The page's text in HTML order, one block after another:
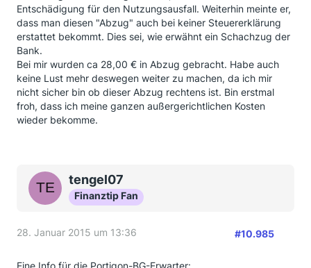
Entschädigung für den Nutzungsausfall. Weiterhin meinte er,
dass man diesen "Abzug" auch bei keiner Steuererklärung
erstattet bekommt. Dies sei, wie erwähnt ein Schachzug der
Bank.
Bei mir wurden ca 28,00 € in Abzug gebracht. Habe auch
keine Lust mehr deswegen weiter zu machen, da ich mir
nicht sicher bin ob dieser Abzug rechtens ist. Bin erstmal
froh, dass ich meine ganzen außergerichtlichen Kosten
wieder bekomme.
tengel07
Finanztip Fan
28. Januar 2015 um 13:36 #10.985
Eine Info für die Portigon-BG-Erwarter: